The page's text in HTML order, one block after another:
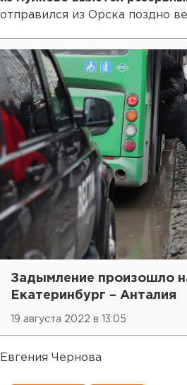
отправился из Орска поздно
Задымление произошло
Екатеринбург – Анталия
19 августа 2022 в 13:05
Евгения Чернова